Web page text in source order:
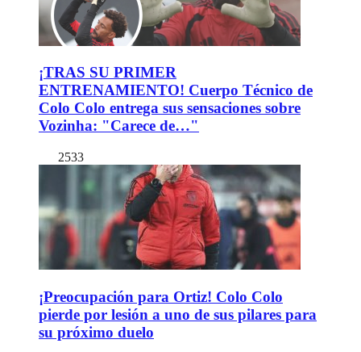
¡TRAS SU PRIMER
ENTRENAMIENTO! Cuerpo Técnico de
Colo Colo entrega sus sensaciones sobre
Vozinha: "Carece de…"
2533
¡Preocupación para Ortiz! Colo Colo
pierde por lesión a uno de sus pilares para
su próximo duelo